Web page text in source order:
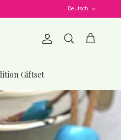
Deutsch
KontoSuchen
Giftset